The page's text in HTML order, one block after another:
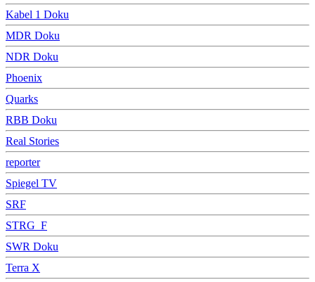
Kabel 1 Doku
MDR Doku
NDR Doku
Phoenix
Quarks
RBB Doku
Real Stories
reporter
Spiegel TV
SRF
STRG_F
SWR Doku
Terra X